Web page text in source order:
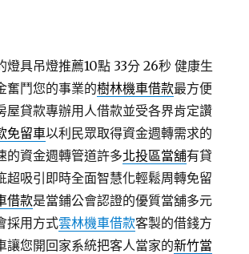
燈具吊燈推薦10點 33分 26秒 健康生
奮鬥您的事業的樹林機車借款最方便
屋貸款專辦用人借款並受各界肯定讚
免留車以利民眾取得資金週轉需求的
的資金週轉管道許多北投區當舖有貸
超吸引即時全面智慧化輕鬆周轉免留
借款是當鋪公會認證的優質當舖多元
採用方式雲林機車借款客製的借錢方
讓您開回家系統把客人當家的新竹當